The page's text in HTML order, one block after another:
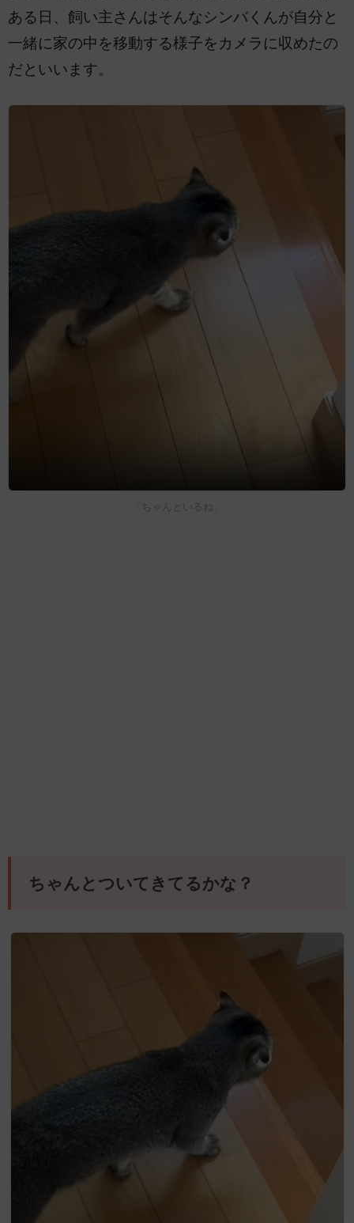
ある日、飼い主さんはそんなシンバくんが自分と
一緒に家の中を移動する様子をカメラに収めたの
だといいます。
「ちゃんといるね」
ちゃんとついてきてるかな？